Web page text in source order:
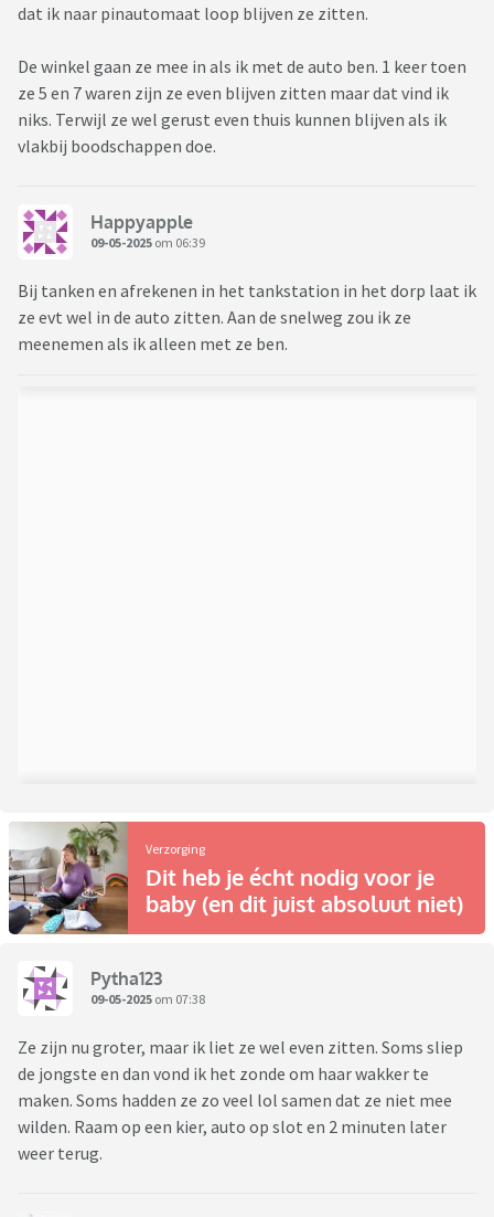
dat ik naar pinautomaat loop blijven ze zitten.
De winkel gaan ze mee in als ik met de auto ben. 1 keer toen
ze 5 en 7 waren zijn ze even blijven zitten maar dat vind ik
niks. Terwijl ze wel gerust even thuis kunnen blijven als ik
vlakbij boodschappen doe.
Happyapple
09-05-2025 om 06:39
Bij tanken en afrekenen in het tankstation in het dorp laat ik
ze evt wel in de auto zitten. Aan de snelweg zou ik ze
meenemen als ik alleen met ze ben.
Verzorging
Dit heb je écht nodig voor je
baby (en dit juist absoluut niet)
Pytha123
09-05-2025 om 07:38
Ze zijn nu groter, maar ik liet ze wel even zitten. Soms sliep
de jongste en dan vond ik het zonde om haar wakker te
maken. Soms hadden ze zo veel lol samen dat ze niet mee
wilden. Raam op een kier, auto op slot en 2 minuten later
weer terug.